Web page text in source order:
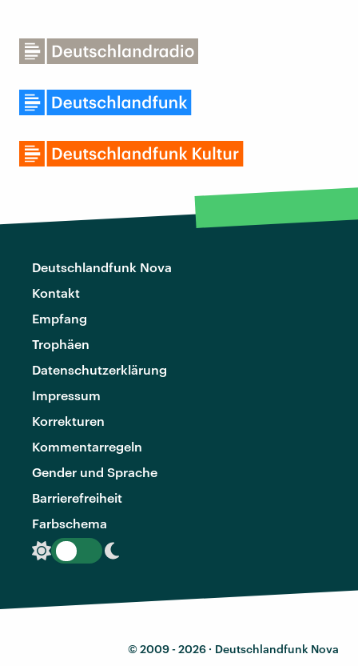
Deutschlandfunk Nova
Kontakt
Empfang
Trophäen
Datenschutzerklärung
Impressum
Korrekturen
Kommentarregeln
Gender und Sprache
Barrierefreiheit
Farbschema
© 2009 - 2026 · Deutschlandfunk Nova